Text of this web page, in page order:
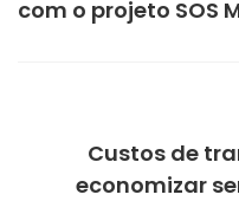
com o projeto SOS
Custos de
economizar